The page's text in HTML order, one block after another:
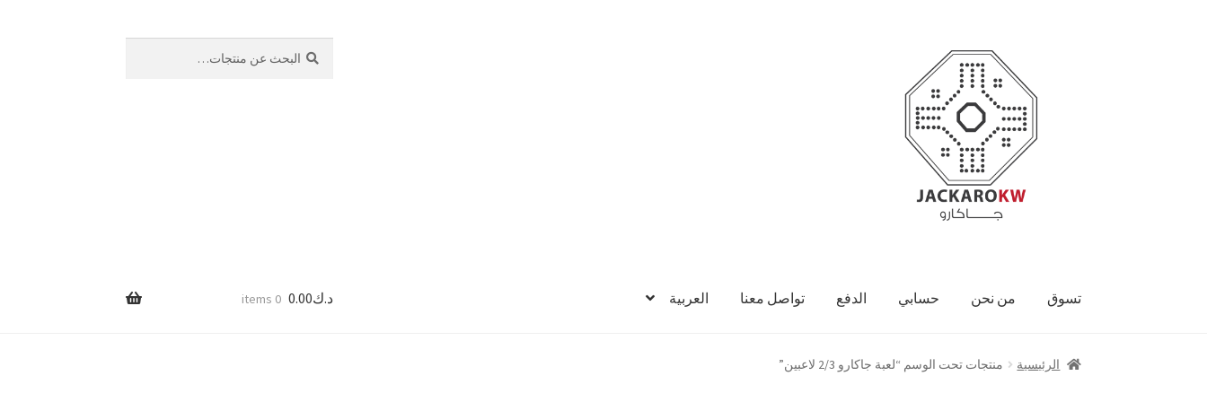
navigation
content
عن:
تسوق من نحن حسابي الدفع تواصل معنا العربية د.ك0.00
0 items
الرئيسية منتجات تحت الوسم “لعبة جاكارو 2/3 لاعبين”